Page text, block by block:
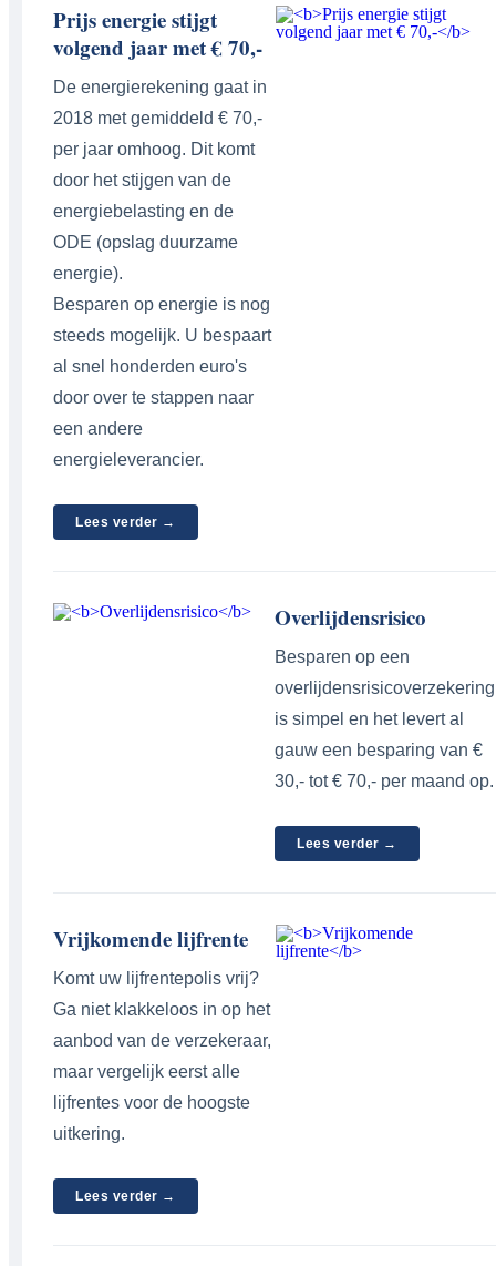
Prijs energie stijgt
volgend jaar met € 70,-
De energierekening gaat in
2018 met gemiddeld € 70,-
per jaar omhoog. Dit komt
door het stijgen van de
energiebelasting en de
ODE (opslag duurzame
energie).
Besparen op energie is nog
steeds mogelijk. U bespaart
al snel honderden euro's
door over te stappen naar
een andere
energieleverancier.
Lees verder →
Overlijdensrisico
Besparen op een
overlijdensrisicoverzekering
is simpel en het levert al
gauw een besparing van €
30,- tot € 70,- per maand op.
Lees verder →
Vrijkomende lijfrente
Komt uw lijfrentepolis vrij?
Ga niet klakkeloos in op het
aanbod van de verzekeraar,
maar vergelijk eerst alle
lijfrentes voor de hoogste
uitkering.
Lees verder →